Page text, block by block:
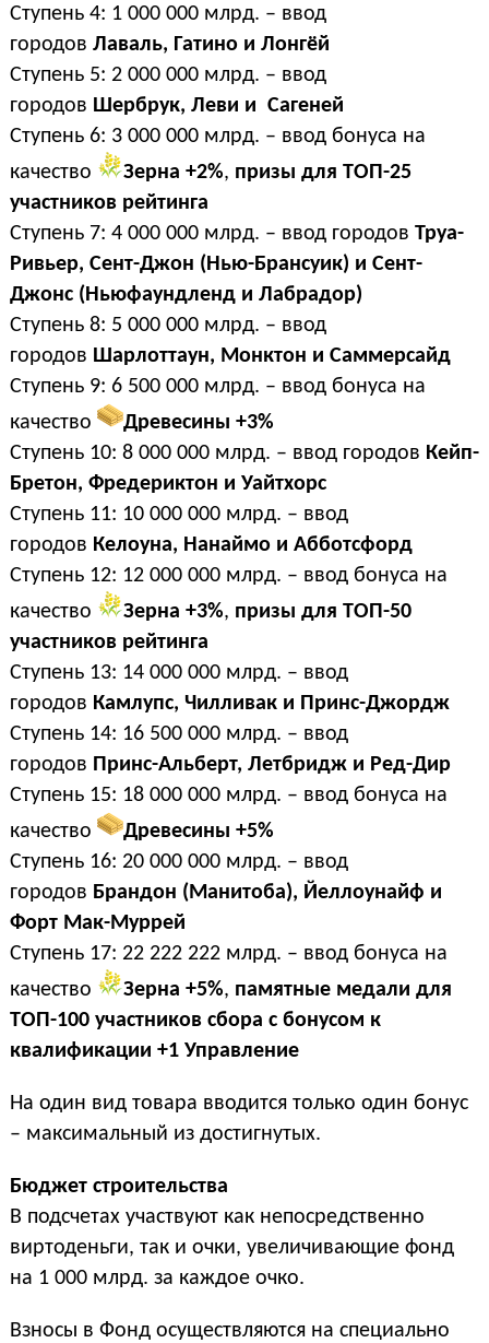
Ступень 4: 1 000 000 млрд. – ввод
городов Лаваль, Гатино и Лонгёй
Ступень 5: 2 000 000 млрд. – ввод
городов Шербрук, Леви и Сагеней
Ступень 6: 3 000 000 млрд. – ввод бонуса на
качество
Зерна +2%, призы для ТОП-25
участников рейтинга
Ступень 7: 4 000 000 млрд. – ввод городов Труа-
Ривьер, Сент-Джон (Нью-Брансуик) и Сент-
Джонс (Ньюфаундленд и Лабрадор)
Ступень 8: 5 000 000 млрд. – ввод
городов Шарлоттаун, Монктон и Саммерсайд
Ступень 9: 6 500 000 млрд. – ввод бонуса на
качество
Древесины +3%
Ступень 10: 8 000 000 млрд. – ввод городов Кейп-
Бретон, Фредериктон и Уайтхорс
Ступень 11: 10 000 000 млрд. – ввод
городов Келоуна, Нанаймо и Абботсфорд
Ступень 12: 12 000 000 млрд. – ввод бонуса на
качество
Зерна +3%, призы для ТОП-50
участников рейтинга
Ступень 13: 14 000 000 млрд. – ввод
городов Камлупс, Чилливак и Принс-Джордж
Ступень 14: 16 500 000 млрд. – ввод
городов Принс-Альберт, Летбридж и Ред-Дир
Ступень 15: 18 000 000 млрд. – ввод бонуса на
качество
Древесины +5%
Ступень 16: 20 000 000 млрд. – ввод
городов Брандон (Манитоба), Йеллоунайф и
Форт Мак-Муррей
Ступень 17: 22 222 222 млрд. – ввод бонуса на
качество
Зерна +5%, памятные медали для
ТОП-100 участников сбора с бонусом к
квалификации +1 Управление
На один вид товара вводится только один бонус
– максимальный из достигнутых.
Бюджет строительства
В подсчетах участвуют как непосредственно
виртоденьги, так и очки, увеличивающие фонд
на 1 000 млрд. за каждое очко.
Взносы в Фонд осуществляются на специально